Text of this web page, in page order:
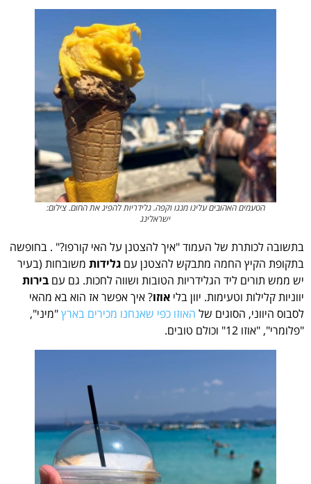
הטעמים האהובים עלינו מנגו וקפה. גלידריות להפיג את החום. צילום:
ישראלינג
בתשובה לכותרת של העמוד "איך להצטנן על האי קורפו?" . בחופשה
בתקופת הקיץ החמה מתבקש להצטנן עם גלידות משובחות (בעיר
יש ממש תורים ליד הגלידריות הטובות ושווה לחכות. גם עם בירות
יווניות קלילות וטעימות. יוון בלי אוזו? איך אפשר אז הוא בא מהאי
לסבוס היווני, הסוגים של האוזו כפי שאנחנו מכירים בארץ"מיני",
"פלומרי", "אוזו 12" וכולם טובים.